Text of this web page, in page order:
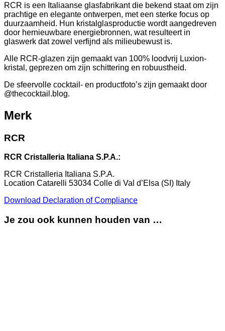
RCR is een Italiaanse glasfabrikant die bekend staat om zijn
prachtige en elegante ontwerpen, met een sterke focus op
duurzaamheid. Hun kristalglasproductie wordt aangedreven
door hernieuwbare energiebronnen, wat resulteert in
glaswerk dat zowel verfijnd als milieubewust is.
Alle RCR-glazen zijn gemaakt van 100% loodvrij Luxion-
kristal, geprezen om zijn schittering en robuustheid.
De sfeervolle cocktail- en productfoto’s zijn gemaakt door
@thecocktail.blog.
Merk
RCR
RCR Cristalleria Italiana S.P.A.:
RCR Cristalleria Italiana S.P.A.
Location Catarelli 53034 Colle di Val d’Elsa (SI) Italy
Download Declaration of Compliance
Je zou ook kunnen houden van …